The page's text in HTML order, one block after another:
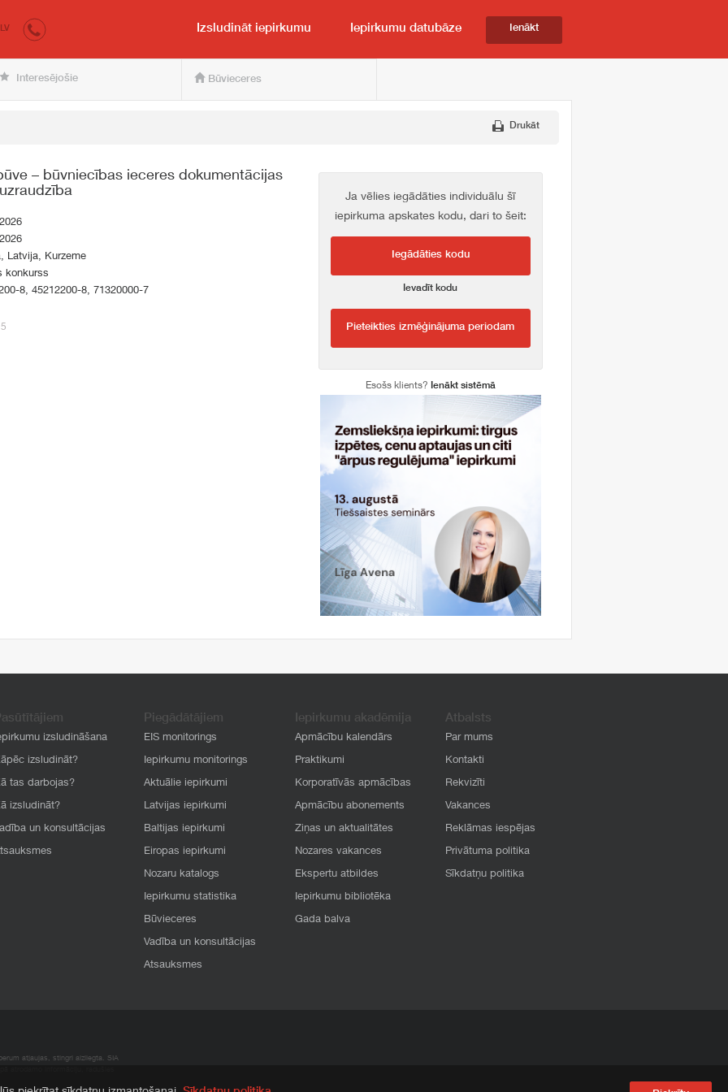
pircējam un pārdevējam
LV Izsludināt iepirkumu Iepirkumu datubāze Ienākt
Interesējošie Būvieceres
Drukāt
– būvniecības ieceres dokumentācijas
Latvija, Kurzeme
konkurss
8, 45212200-8, 71320000-7
Ja vēlies iegādāties individuālu šī
iepirkuma apskates kodu, dari to šeit:
Iegādāties kodu
Ievadīt kodu
Pieteikties izmēģinājuma periodam
Esošs klients? Ienākt sistēmā
izsludināšana
izsludināt?
tas darbojas?
izsludināt?
un konsultācijas
Piegādātājiem
EIS monitorings
Iepirkumu monitorings
Aktuālie iepirkumi
Latvijas iepirkumi
Baltijas iepirkumi
Eiropas iepirkumi
Nozaru katalogs
Iepirkumu statistika
Būvieceres
Vadība un konsultācijas
Atsauksmes
Iepirkumu akadēmija
Apmācību kalendārs
Praktikumi
Korporatīvās apmācības
Apmācību abonements
Ziņas un aktualitātes
Nozares vakances
Ekspertu atbildes
Iepirkumu bibliotēka
Gada balva
Atbalsts
Par mums
Kontakti
Rekvizīti
Vakances
Reklāmas iespējas
Privātuma politika
Sīkdatņu politika
atļaujas, stingri aizliegta. SIA